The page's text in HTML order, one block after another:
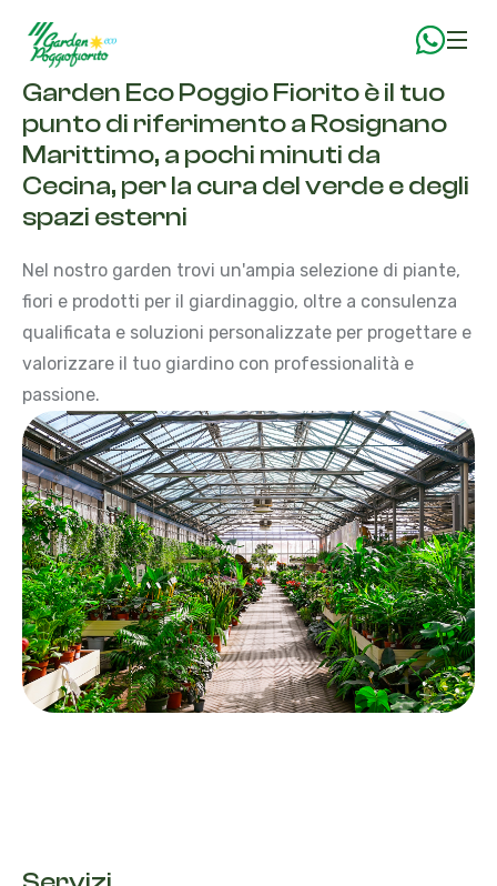
Garden Eco Poggio Fiorito è il tuo
punto di riferimento a Rosignano
Marittimo, a pochi minuti da
Cecina, per la cura del verde e degli
spazi esterni
Nel nostro garden trovi un'ampia selezione di piante,
fiori e prodotti per il giardinaggio, oltre a consulenza
qualificata e soluzioni personalizzate per progettare e
valorizzare il tuo giardino con professionalità e
passione.